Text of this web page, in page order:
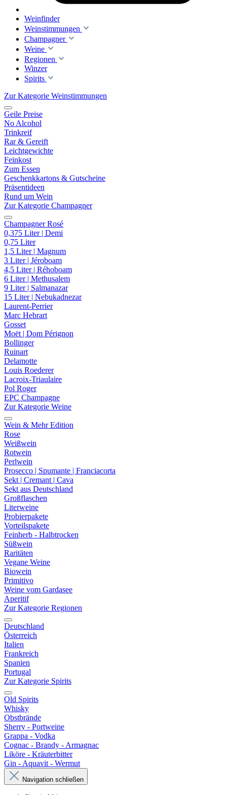
Weinfinder
Weinstimmungen
Champagner
Weine
Regionen
Winzer
Spirits
Zur Kategorie Weinstimmungen
Geile Preise
No Alcohol
Trinkreif
Rar & Gereift
Leichtgewichte
Feinkost
Zum Essen
Geschenkkartons & Gutscheine
Präsentideen
Rund um Wein
Zur Kategorie Champagner
Champagner Rosé
0,375 Liter | Demi
0,75 Liter
1,5 Liter | Magnum
3 Liter | Jéroboam
4,5 Liter | Réhoboam
6 Liter | Methusalem
9 Liter | Salmanazar
15 Liter | Nebukadnezar
Laurent-Perrier
Marc Hebrart
Gosset
Moët | Dom Pérignon
Bollinger
Ruinart
Delamotte
Louis Roederer
Lacroix-Triaulaire
Pol Roger
EPC Champagne
Zur Kategorie Weine
Wein & Mehr Edition
Rose
Weißwein
Rotwein
Perlwein
Prosecco | Spumante | Franciacorta
Sekt | Cremant | Cava
Sekt aus Deutschland
Großflaschen
Literweine
Probierpakete
Vorteilspakete
Feinherb - Halbtrocken
Süßwein
Raritäten
Vegane Weine
Biowein
Primitivo
Weine vom Gardasee
Aperitif
Zur Kategorie Regionen
Deutschland
Österreich
Italien
Frankreich
Spanien
Portugal
Zur Kategorie Spirits
Old Spirits
Whisky
Obstbrände
Sherry - Portweine
Grappa - Vodka
Cognac - Brandy - Armagnac
Liköre - Kräuterbitter
Gin - Aquavit - Wermut
Navigation schließen